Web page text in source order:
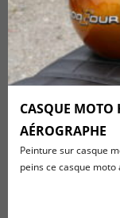
CASQUE MOTO
AÉROGRAPHE
Peinture sur casque
peins ce casque moto